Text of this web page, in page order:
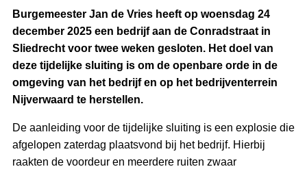
Burgemeester Jan de Vries heeft op woensdag 24
december 2025 een bedrijf aan de Conradstraat in
Sliedrecht voor twee weken gesloten. Het doel van
deze tijdelijke sluiting is om de openbare orde in de
omgeving van het bedrijf en op het bedrijventerrein
Nijverwaard te herstellen.
De aanleiding voor de tijdelijke sluiting is een explosie die
afgelopen zaterdag plaatsvond bij het bedrijf. Hierbij
raakten de voordeur en meerdere ruiten zwaar